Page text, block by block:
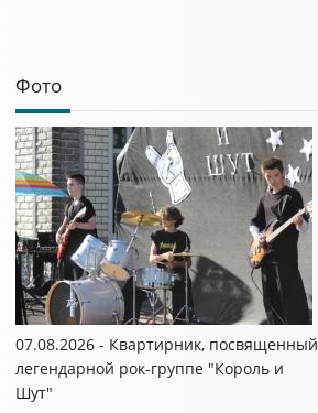
Фото
07.08.2026 - Квартирник, посвященный
легендарной рок-группе "Король и
Шут"